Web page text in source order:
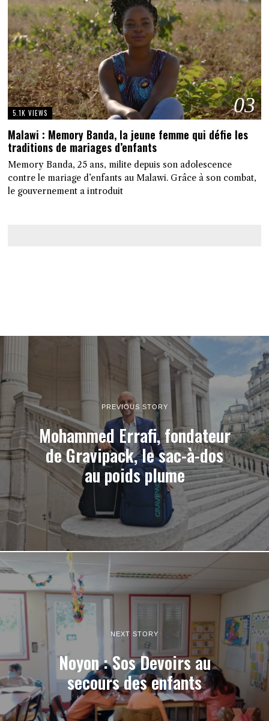
03
5.1K VIEWS
Malawi : Memory Banda, la jeune femme qui défie les
traditions de mariages d’enfants
Memory Banda, 25 ans, milite depuis son adolescence
contre le mariage d’enfants au Malawi. Grâce à son combat,
le gouvernement a introduit
PREVIOUS STORY
Mohammed Errafi, fondateur
de Gravipack, le sac-à-dos
au poids plume
NEXT STORY
Noyon : Sos Devoirs au
secours des enfants